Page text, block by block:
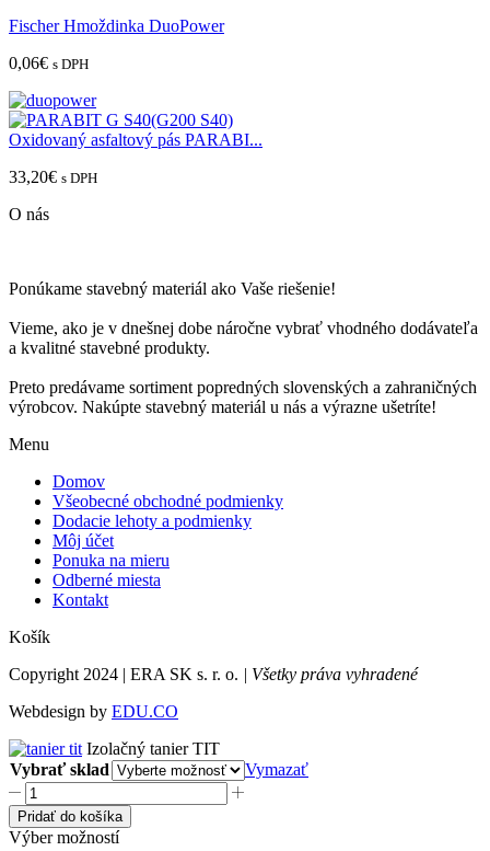
Fischer Hmoždinka DuoPower
0,06€ s DPH
Oxidovaný asfaltový pás PARABI...
33,20€ s DPH
O nás
Ponúkame stavebný materiál ako Vaše riešenie!
Vieme, ako je v dnešnej dobe náročne vybrať vhodného dodávateľa
a kvalitné stavebné produkty.
Preto predávame sortiment popredných slovenských a zahraničných
výrobcov. Nakúpte stavebný materiál u nás a výrazne ušetríte!
Menu
Domov
Všeobecné obchodné podmienky
Dodacie lehoty a podmienky
Môj účet
Ponuka na mieru
Odberné miesta
Kontakt
Košík
Copyright 2024 | ERA SK s. r. o. | Všetky práva vyhradené
Webdesign by EDU.CO
Izolačný tanier TIT
Vybrať sklad
Vymazať
množstvo
Izolačný
tanier
Pridať do košíka
Výber možností